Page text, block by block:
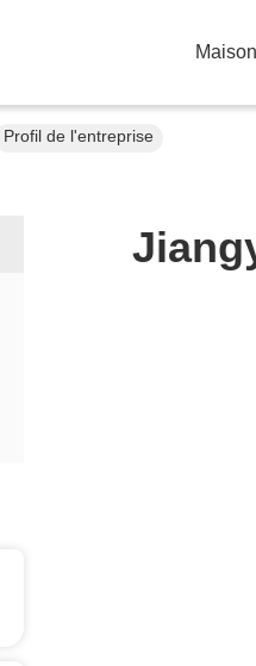
Maison
Profil de l'entreprise